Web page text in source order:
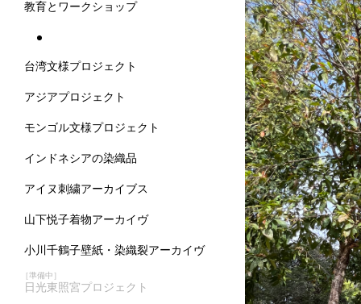
教育とワークショップ
台湾文様プロジェクト
アジアプロジェクト
モンゴル文様プロジェクト
インドネシアの染織品
アイヌ刺繍アーカイブス
山下悦子着物アーカイヴ
小川千鶴子壁紙・染織裂アーカイヴ
［準備中］
日光東照宮プロジェクト